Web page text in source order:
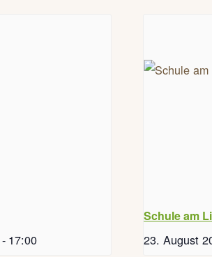
- 17:00
Schule am
23. August